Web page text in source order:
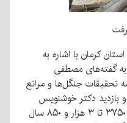
کرمان با اشاره به
گفته‌های مصطفی
جنگل‌ها و مراتع
بازدید دکتر خوشنویس
درخت «اورس مراد» بافاصله حدود ۳۷۵۰ تا ۳ هزار و ۸۵۰ سال